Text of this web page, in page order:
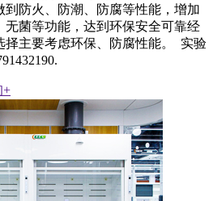
到防火、防潮、防腐等性能，增加
无菌等功能，达到环保安全可靠经
择主要考虑环保、防腐性能。 实验
+